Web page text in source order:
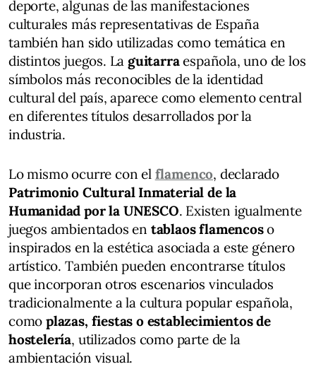
deporte, algunas de las manifestaciones
culturales más representativas de España
también han sido utilizadas como temática en
distintos juegos. La guitarraespañola, uno de los
símbolos más reconocibles de la identidad
cultural del país, aparece como elemento central
en diferentes títulos desarrollados por la
industria.
Lo mismo ocurre con el flamenco, declarado
Patrimonio Cultural Inmaterial de la
Humanidad por la UNESCO. Existen igualmente
juegos ambientados en tablaos flamencoso
inspirados en la estética asociada a este género
artístico. También pueden encontrarse títulos
que incorporan otros escenarios vinculados
tradicionalmente a la cultura popular española,
comoplazas, fiestas o establecimientos de
hostelería, utilizados como parte de la
ambientación visual.